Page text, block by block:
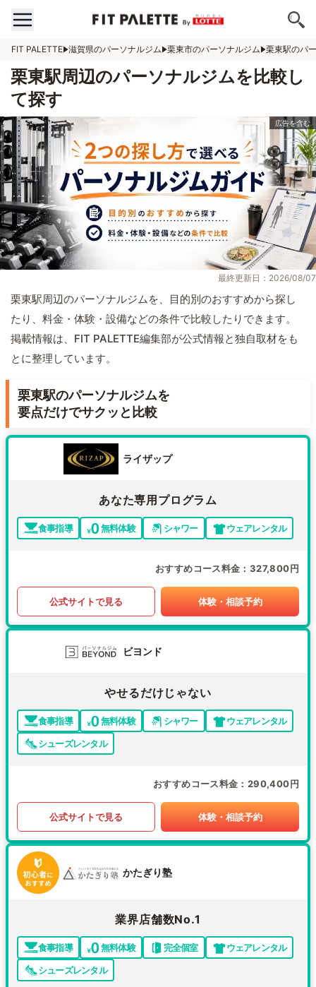
FIT PALETTE 滋賀県のパーソナルジム 栗東市のパーソナルジム 栗東駅のパ
栗東駅周辺のパーソナルジムを比較し
て探す
最終更新日：2026/08/07
栗東駅周辺のパーソナルジムを、目的別のおすすめから探し
たり、料金・体験・設備などの条件で比較したりできます。
掲載情報は、FIT PALETTE編集部が公式情報と独自取材をも
とに整理しています。
栗東駅のパーソナルジムを
要点だけでサクッと比較
ライザップ
あなた専用プログラム
食事指導 無料体験 シャワー ウェアレンタル
おすすめコース料金 327,800円
公式サイトで見る 体験・相談予約
ビヨンド
やせるだけじゃない
食事指導 無料体験 シャワー
ウェアレンタル
シューズレンタル
おすすめコース料金 290,400円
公式サイトで見る 体験・相談予約
かたぎり塾
業界店舗数No.1
食事指導 無料体験 完全個室
ウェアレンタル
シューズレンタル